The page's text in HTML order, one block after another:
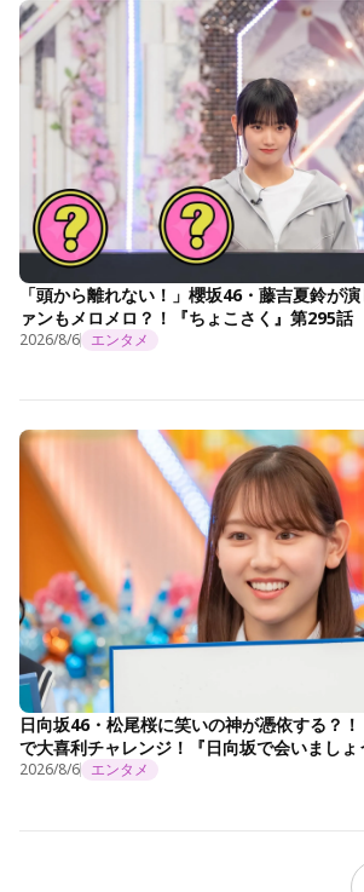
「頭から離れない！」櫻坂46・藤吉夏鈴が
ァンもメロメロ？！『ちょこさく』第295話
2026/8/6 エンタメ
日向坂46・松尾桜に笑いの神が憑依する？
で大喜利チャレンジ！『日向坂で会いまし
2026/8/6 エンタメ